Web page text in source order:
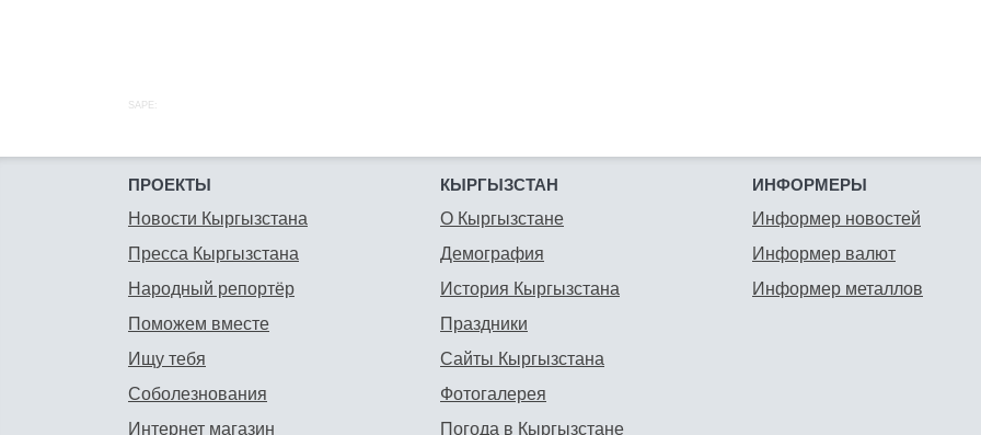
SAPE:
ПРОЕКТЫ
Новости Кыргызстана
Пресса Кыргызстана
Народный репортёр
Поможем вместе
Ищу тебя
Соболезнования
Интернет магазин
КЫРГЫЗСТАН
О Кыргызстане
Демография
История Кыргызстана
Праздники
Сайты Кыргызстана
Фотогалерея
Погода в Кыргызстане
ИНФОРМЕРЫ
Информер новостей
Информер валют
Информер металлов